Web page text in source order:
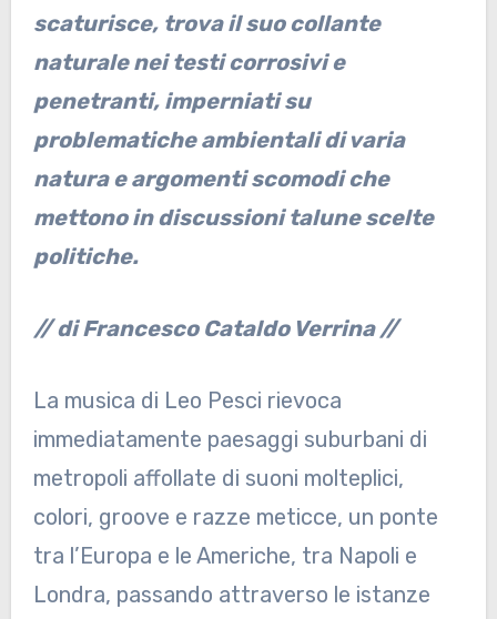
scaturisce, trova il suo collante
naturale nei testi corrosivi e
penetranti, imperniati su
problematiche ambientali di varia
natura e argomenti scomodi che
mettono in discussioni talune scelte
politiche.
// di Francesco Cataldo Verrina //
La musica di Leo Pesci rievoca
immediatamente paesaggi suburbani di
metropoli affollate di suoni molteplici,
colori, groove e razze meticce, un ponte
tra l’Europa e le Americhe, tra Napoli e
Londra, passando attraverso le istanze